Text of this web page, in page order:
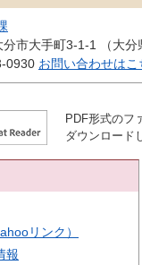
分市大手町3-1-1 （大分
0930 お問い合わせはこ
PDF形式のフ
ダウンロード
リンク）
報